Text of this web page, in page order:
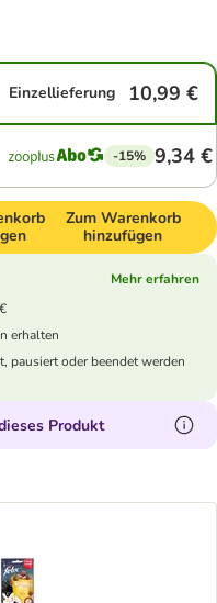
Einzellieferung 10,99 €
-15% 9,34 €
Zum Warenkorb
hinzufügen
Mehr erfahren
erhalten
pausiert oder beendet werden
Produkt